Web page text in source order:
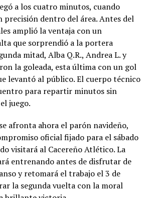
a los cuatro minutos, cuando
precisión dentro del área. Antes del
amplió la ventaja con un
que sorprendió a la portera
mitad, Alba Q.R., Andrea L. y
la goleada, esta última con un gol
levantó al público. El cuerpo técnico
para repartir minutos sin
juego.
afronta ahora el parón navideño,
oficial fijado para el sábado
visitará al Cacereño Atlético. La
entrenando antes de disfrutar de
y retomará el trabajo el 3 de
la segunda vuelta con la moral